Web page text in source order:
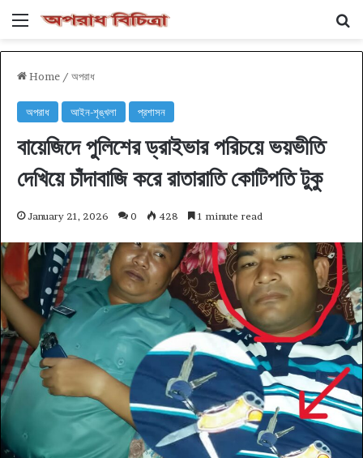
Menu
Home / অপরাধ
অপরাধ আইন-শৃঙ্খলা প্রশাসন
বায়েজিদে পুলিশের ড্রাইভার পরিচয়ে ভয়ভীতি
দেখিয়ে চাঁদাবাজি করে রাতারাতি কোটিপতি টুকু
January 21, 2026 0 428 1 minute read